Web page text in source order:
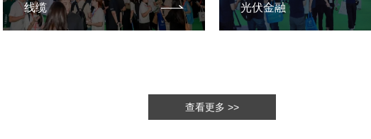
线缆 光伏金融
查看更多 >>